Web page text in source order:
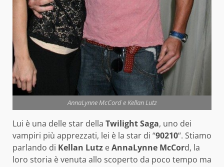
AnnaLynne McCord e Kellan Lutz
Lui è una delle star della Twilight Saga, uno dei
vampiri più apprezzati, lei è la star di “90210“. Stiamo
parlando di Kellan Lutz eAnnaLynne McCord, la
loro storia è venuta allo scoperto da poco tempo ma